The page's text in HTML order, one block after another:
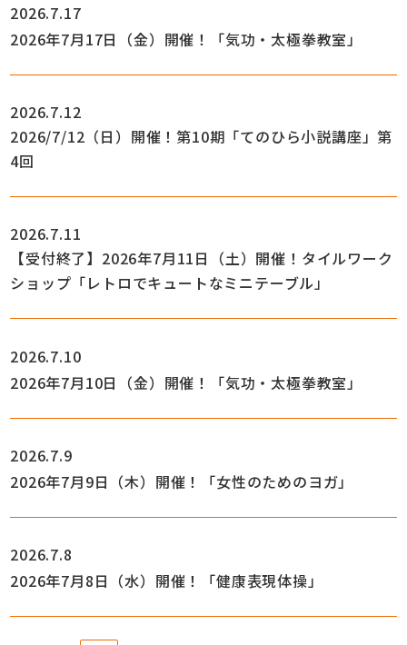
2026.7.17
2026年7月17日（金）開催！「気功・太極拳教室」
2026.7.12
2026/7/12（日）開催！第10期「てのひら小説講座」第
4回
2026.7.11
【受付終了】2026年7月11日（土）開催！タイルワーク
ショップ「レトロでキュートなミニテーブル」
2026.7.10
2026年7月10日（金）開催！「気功・太極拳教室」
2026.7.9
2026年7月9日（木）開催！「女性のためのヨガ」
2026.7.8
2026年7月8日（水）開催！「健康表現体操」